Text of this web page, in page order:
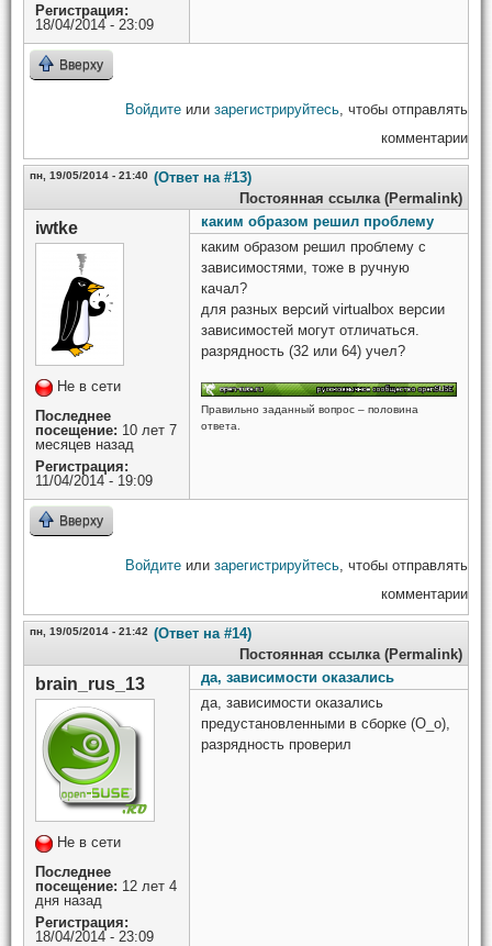
Регистрация:
18/04/2014 - 23:09
Вверху
Войдите или зарегистрируйтесь , чтобы отправлять
комментарии
пн, 19/05/2014 - 21:40 (Ответ на #13)
Постоянная ссылка (Permalink)
iwtke
Не в сети
Последнее
посещение: 10 лет 7
месяцев назад
Регистрация:
11/04/2014 - 19:09
каким образом решил проблему
каким образом решил проблему с
зависимостями, тоже в ручную
качал?
для разных версий virtualbox версии
зависимостей могут отличаться.
разрядность (32 или 64) учел?
Правильно заданный вопрос – половина
ответа.
Вверху
Войдите или зарегистрируйтесь , чтобы отправлять
комментарии
пн, 19/05/2014 - 21:42 (Ответ на #14)
Постоянная ссылка (Permalink)
brain_rus_13
Не в сети
Последнее
посещение: 12 лет 4
дня назад
Регистрация:
18/04/2014 - 23:09
да, зависимости оказались
да, зависимости оказались
предустановленными в сборке (О_о),
разрядность проверил